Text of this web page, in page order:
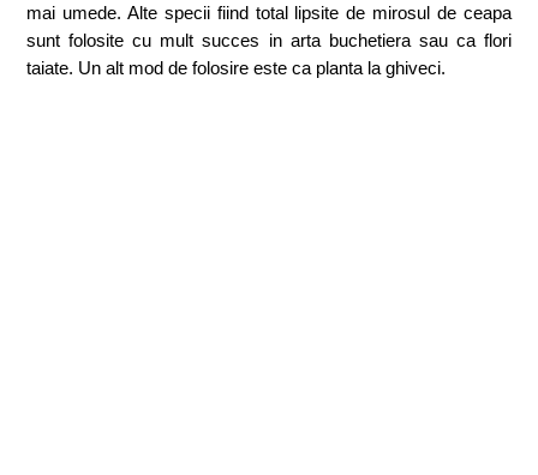
mai umede. Alte specii fiind total lipsite de mirosul de ceapa
sunt folosite cu mult succes in arta buchetiera sau ca flori
taiate. Un alt mod de folosire este ca planta la ghiveci.